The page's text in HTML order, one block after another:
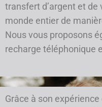
transfert d’argent et
monde entier de
Nous vous proposons
recharge téléphonique
Grâce à son